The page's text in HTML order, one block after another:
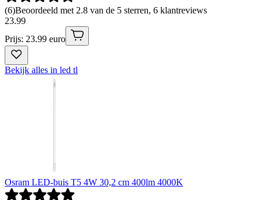
(6)Beoordeeld met 2.8 van de 5 sterren, 6 klantreviews
23.99
Prijs: 23.99 euro
Bekijk alles in led tl
Osram LED-buis T5 4W 30,2 cm 400lm 4000K